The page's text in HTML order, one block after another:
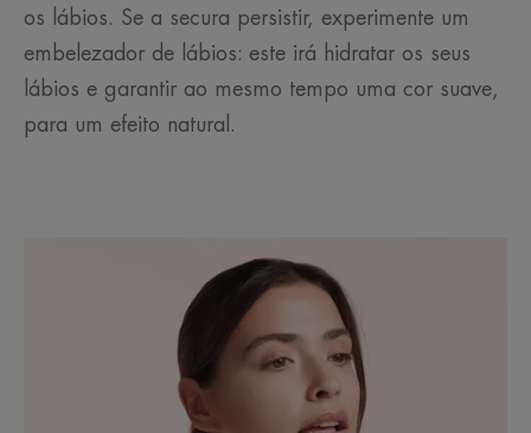
os lábios. Se a secura persistir, experimente um
embelezador de lábios: este irá hidratar os seus
lábios e garantir ao mesmo tempo uma cor suave,
para um efeito natural.